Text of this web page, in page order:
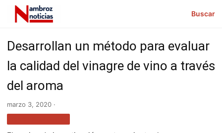
Buscar
Desarrollan un método para evaluar
la calidad del vinagre de vino a través
del aroma
marzo 3, 2020 ·